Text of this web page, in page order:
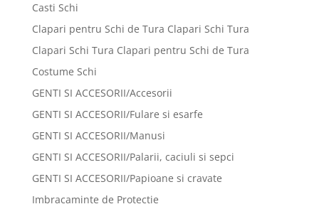
Casti Schi
Clapari pentru Schi de Tura Clapari Schi Tura
Clapari Schi Tura Clapari pentru Schi de Tura
Costume Schi
GENTI SI ACCESORII/Accesorii
GENTI SI ACCESORII/Fulare si esarfe
GENTI SI ACCESORII/Manusi
GENTI SI ACCESORII/Palarii, caciuli si sepci
GENTI SI ACCESORII/Papioane si cravate
Imbracaminte de Protectie